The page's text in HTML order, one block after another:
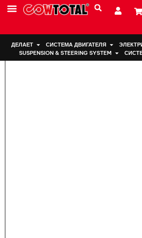
ДЕЛАЕТ СИСТЕМА ДВИГАТЕЛЯ
SUSPENSION & STEERING SYSTEM
> Подвеска двигателя 50821-